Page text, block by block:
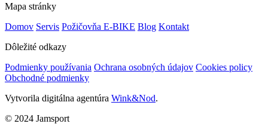
Mapa stránky
Domov Servis Požičovňa E-BIKE Blog Kontakt
Dôležité odkazy
Podmienky používania Ochrana osobných údajov Cookies policy
Obchodné podmienky
Vytvorila digitálna agentúra Wink&Nod.
© 2024 Jamsport